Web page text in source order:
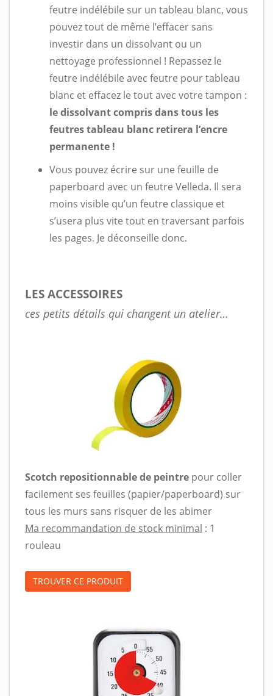
feutre indélébile sur un tableau blanc, vous
pouvez tout de même l’effacer sans
investir dans un dissolvant ou un
nettoyage professionnel ! Repassez le
feutre indélébile avec feutre pour tableau
blanc et effacez le tout avec votre tampon :
le dissolvant compris dans tous les
feutres tableau blanc retirera l’encre
permanente !
Vous pouvez écrire sur une feuille de
paperboard avec un feutre Velleda. Il sera
moins visible qu’un feutre classique et
s’usera plus vite tout en traversant parfois
les pages. Je déconseille donc.
LES ACCESSOIRES
ces petits détails qui changent un atelier…
Scotch repositionnable de peintre pour coller
facilement ses feuilles (papier/paperboard) sur
tous les murs sans risquer de les abimer
Ma recommandation de stock minimal : 1
rouleau
TROUVER CE PRODUIT